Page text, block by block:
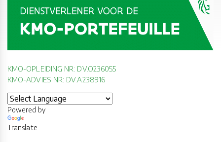
KMO-OPLEIDING NR: DV.O236055
KMO-ADVIES NR: DV.A238916
Powered by
Translate